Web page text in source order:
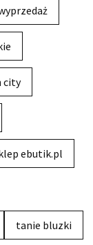
city
ebutik.pl
tanie bluzki